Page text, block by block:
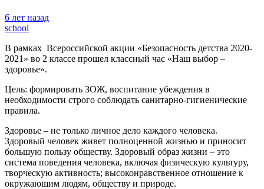
6 лет назад
school
В рамках Всероссийской акции «Безопасность детства 2020-
2021» во 2 классе прошел классный час «Наш выбор –
здоровье».
Цель: формировать ЗОЖ, воспитание убеждения в
необходимости строго соблюдать санитарно-гигиенические
правила.
Здоровье – не только личное дело каждого человека.
Здоровый человек живет полноценной жизнью и приносит
большую пользу обществу. Здоровый образ жизни – это
система поведения человека, включая физическую культуру,
творческую активность; высоконравственное отношение к
окружающим людям, обществу и природе.